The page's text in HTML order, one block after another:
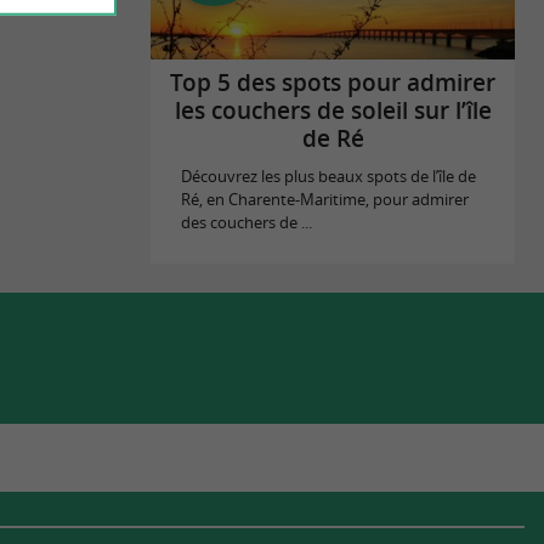
Top 5 des spots pour admirer
les couchers de soleil sur l’île
de Ré
Découvrez les plus beaux spots de l’île de
Ré, en Charente-Maritime, pour admirer
des couchers de ...